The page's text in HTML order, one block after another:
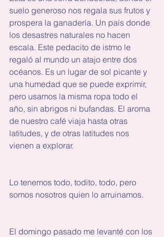
suelo generoso nos regala sus frutos y
prospera la ganadería. Un país donde
los desastres naturales no hacen
escala. Este pedacito de istmo le
regaló al mundo un atajo entre dos
océanos. Es un lugar de sol picante y
una humedad que se puede exprimir,
pero usamos la misma ropa todo el
año, sin abrigos ni bufandas. El aroma
de nuestro café viaja hasta otras
latitudes, y de otras latitudes nos
vienen a explorar.
Lo tenemos todo, todito, todo, pero
somos nosotros quien lo arruinamos.
El domingo pasado me levanté con los